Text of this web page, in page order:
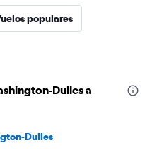
populares
Dulles a
Dulles